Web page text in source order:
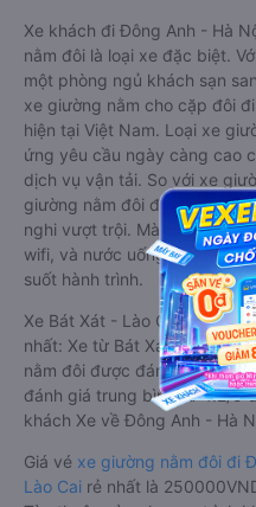
Xe khách đi Đông Anh - Hà
nằm đôi là loại xe đặc biệt.
một phòng ngủ khách sạn
xe giường nằm cho cặp đôi
hiện tại Việt Nam. Loại xe
ứng yêu cầu ngày càng cao
dịch vụ vận tải. So với xe
giường nằm đôi đi Đông Anh
nghi vượt trội. Màn hình LCD
wifi, và nước uống và chăn
suốt hành trình.
Xe Bát Xát - Lào Cai Đông
nhất: Xe từ Bát Xát - Lào Cai
nằm đôi được đánh giá
đánh giá trung bình từ 4.2/5
khách Xe về Đông Anh - Hà
Giá vé xe giường nằm đôi đi
Lào Cai rẻ nhất là